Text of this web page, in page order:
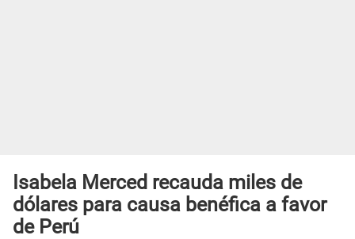
Isabela Merced recauda miles de
dólares para causa benéfica a favor
de Perú